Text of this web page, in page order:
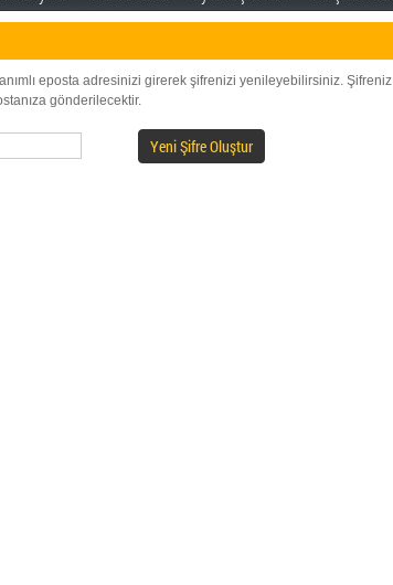
eposta adresinizi girerek şifrenizi yenileyebilirsiniz.
gönderilecektir.
Yeni Şifre Oluştur